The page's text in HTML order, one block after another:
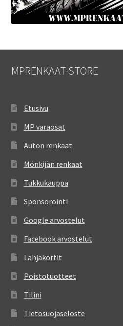
MPRENKAAT-STORE
Etusivu
MP varaosat
Auton renkaat
Mönkijän renkaat
Tukkukauppa
Sponsorointi
Google arvostelut
Facebook arvostelut
Lahjakortit
Poistotuotteet
Tilini
Tietosuojaseloste